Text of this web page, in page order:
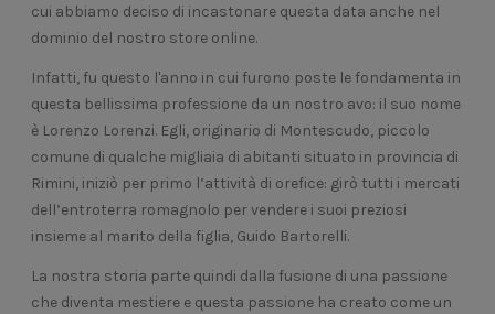
cui abbiamo deciso di incastonare questa data anche nel
dominio del nostro store online.
Infatti, fu questo l'anno in cui furono poste le fondamenta in
questa bellissima professione da un nostro avo: il suo nome
è Lorenzo Lorenzi. Egli, originario di Montescudo, piccolo
comune di qualche migliaia di abitanti situato in provincia di
Rimini, iniziò per primo l’attività di orefice: girò tutti i mercati
dell’entroterra romagnolo per vendere i suoi preziosi
insieme al marito della figlia, Guido Bartorelli.
La nostra storia parte quindi dalla fusione di una passione
che diventa mestiere e questa passione ha creato come un